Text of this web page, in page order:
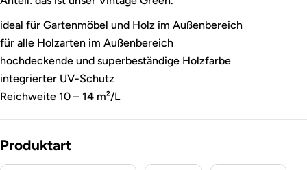
ideal für Gartenmöbel und Holz im Außenbereich
für alle Holzarten im Außenbereich
hochdeckende und superbeständige Holzfarbe
integrierter UV-Schutz
Reichweite 10 – 14 m²/L
Produktart